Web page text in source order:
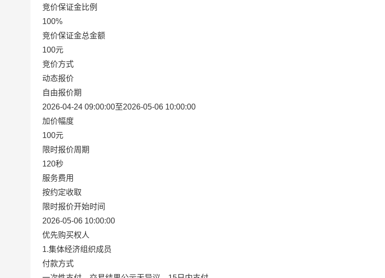
竞价保证金比例
100%
竞价保证金总金额
100元
竞价方式
动态报价
自由报价期
2026-04-24 09:00:00至2026-05-06 10:00:00
加价幅度
100元
限时报价周期
120秒
服务费用
按约定收取
限时报价开始时间
2026-05-06 10:00:00
优先购买权人
1.集体经济组织成员
付款方式